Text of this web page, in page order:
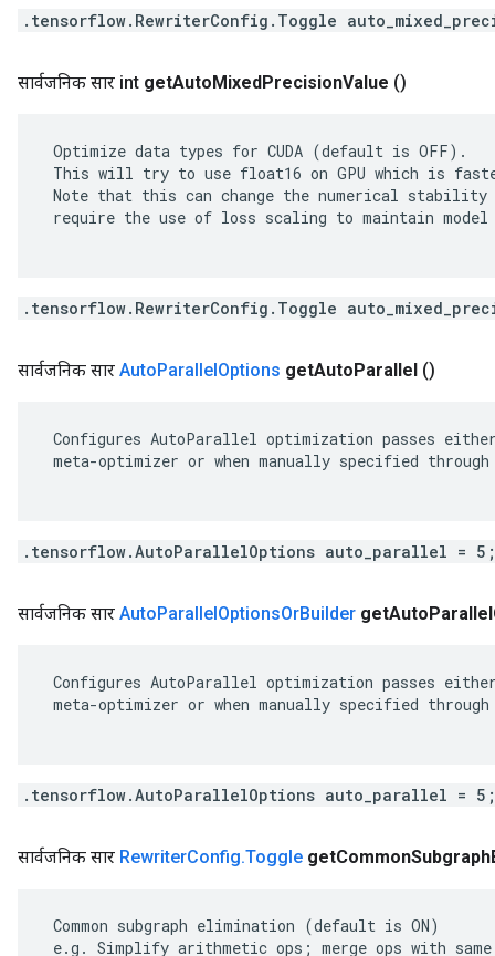
.tensorflow.RewriterConfig.Toggle
सार्वजनिक सार int getAutoMixedPrecisionValue ()
Optimize data types for CUDA (default is OFF).
This will try to use float16 on GPU which is
Note that this can change the numerical stability
require the use of loss scaling to maintain model
.tensorflow.RewriterConfig.Toggle
सार्वजनिक सार AutoParallelOptions getAutoParallel ()
Configures AutoParallel optimization passes
meta-optimizer or when manually specified
.tensorflow.AutoParallelOptions auto_parallel = 5;
सार्वजनिक सार AutoParallelOptionsOrBuilder getAutoParallel
Configures AutoParallel optimization passes
meta-optimizer or when manually specified
.tensorflow.AutoParallelOptions auto_parallel = 5;
सार्वजनिक सार RewriterConfig.Toggle getCommonSubgraph
Common subgraph elimination (default is ON)
e.g. Simplify arithmetic ops; merge ops with